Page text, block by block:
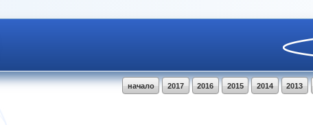
2013
2014
2015
2016
2017
начало